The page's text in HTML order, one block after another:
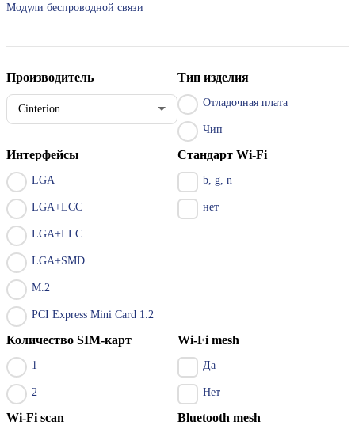
Модули беспроводной связи
Производитель
Cinterion
Тип изделия
Отладочная плата
Чип
Интерфейсы
LGA
LGA+LCC
LGA+LLC
LGA+SMD
M.2
PCI Express Mini Card 1.2
Стандарт Wi-Fi
b, g, n
нет
Количество SIM-карт
1
2
Wi-Fi mesh
Да
Нет
Wi-Fi scan Bluetooth mesh